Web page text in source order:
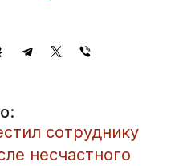
сотруднику
несчастного